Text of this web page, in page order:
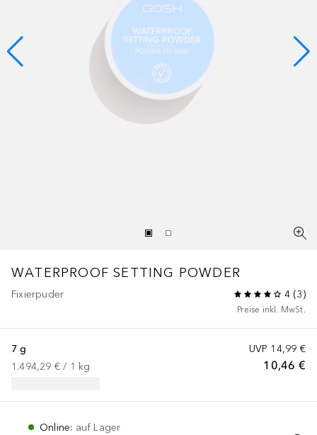
WATERPROOF SETTING POWDER
Fixierpuder 4 (3)
Preise inkl. MwSt.
UVP 14,99 €
10,46 €
7 g
1.494,29 € / 1 kg
Online: auf Lager